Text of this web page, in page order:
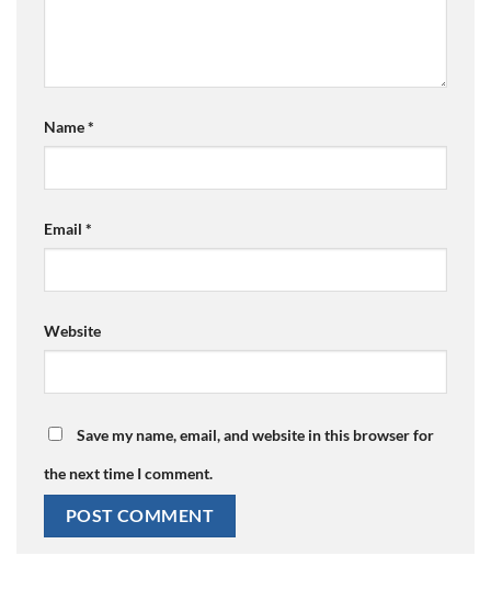
Name*
Email *
Website
Save my name, email, and website in this browser for
the next time I comment.